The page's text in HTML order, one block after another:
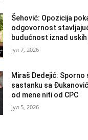
Šehović: Opozicija
odgovornost
budućnost iznad
јул 7, 2026
Miraš Dedejić: Sporno
sastanku sa
od mene niti od CPC
јул 5, 2026